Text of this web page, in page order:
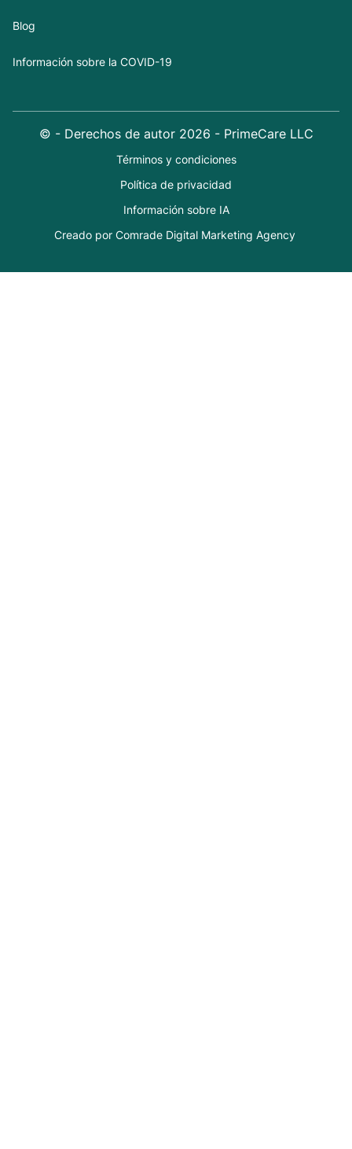
Blog
Información sobre la COVID-19
© - Derechos de autor 2026 - PrimeCare LLC
Términos y condiciones
Política de privacidad
Información sobre IA
Creado por Comrade Digital Marketing Agency